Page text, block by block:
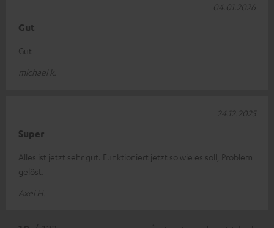
Gut
Gut
michael k.
04.01.2026
Super
Alles ist jetzt sehr gut. Funktioniert jetzt so wie es soll, Problem
gelöst.
Axel H.
24.12.2025